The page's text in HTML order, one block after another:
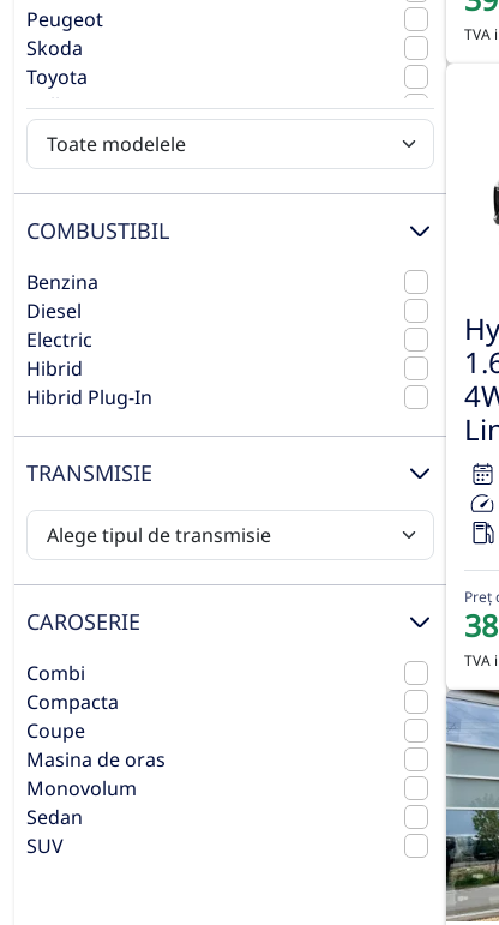
Peugeot
Skoda
Toyota
Volkswagen
Volvo
COMBUSTIBIL
Benzina
Diesel
Electric
Hibrid
Hibrid Plug-In
TRANSMISIE
CAROSERIE
Combi
Compacta
Coupe
Masina de oras
Monovolum
Sedan
SUV
TVA
Preț
TVA